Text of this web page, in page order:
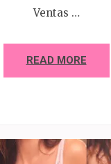
Ventas …
READ MORE